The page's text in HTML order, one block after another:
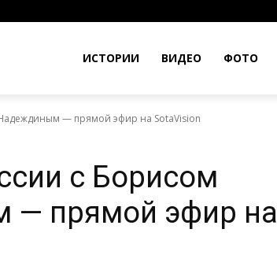
ИСТОРИИ ВИДЕО ФОТО
— прямой эфир на SotaVision
с Борисом
— прямой эфир на